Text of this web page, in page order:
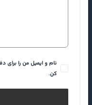
نام و ایمیل من را برای
کن.